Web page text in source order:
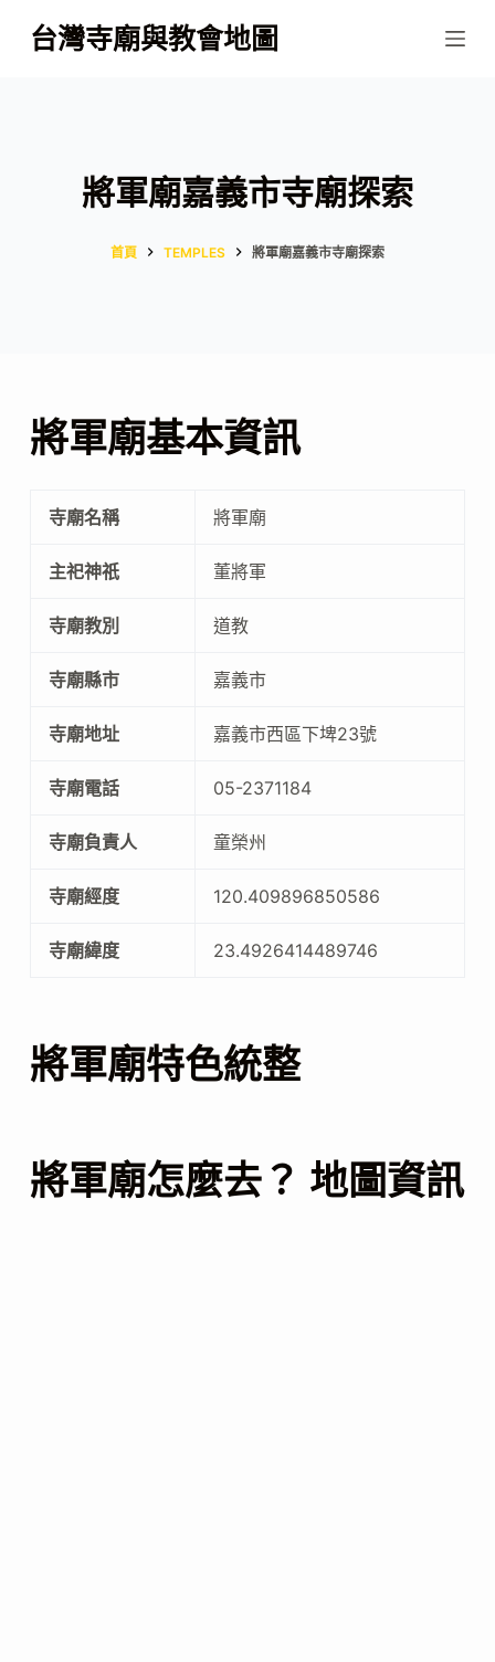
跳
至
台灣寺廟與教會地圖
將軍廟嘉義市寺廟探索
首頁 TEMPLES 將軍廟嘉義市寺廟探索
將軍廟基本資訊
寺廟名稱 將軍廟
主祀神祇 董將軍
寺廟教別 道教
寺廟縣市 嘉義市
寺廟地址 嘉義市西區下埤23號
寺廟電話 05-2371184
寺廟負責人 童榮州
寺廟經度 120.409896850586
寺廟緯度 23.4926414489746
將軍廟特色統整
將軍廟怎麼去？ 地圖資訊